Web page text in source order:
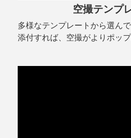
空撮テンプ
多様なテンプレートから選ん
添付すれば、 空撮がよりポッ